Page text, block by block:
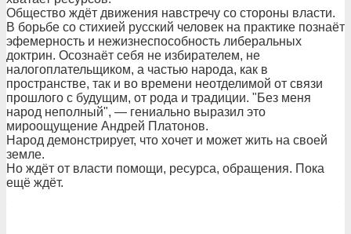
Общество ждёт движения навстречу со стороны власти.
В борьбе со стихией русский человек на практике познаёт
эфемерность и нежизнеспособность либеральных
доктрин. Осознаёт себя не избирателем, не
налогоплательщиком, а частью народа, как в
пространстве, так и во времени неотделимой от связи
прошлого с будущим, от рода и традиции. "Без меня
народ неполный", — гениально выразил это
мироощущение Андрей Платонов.
Народ демонстрирует, что хочет и может жить на своей
земле.
Но ждёт от власти помощи, ресурса, обращения. Пока
ещё ждёт.